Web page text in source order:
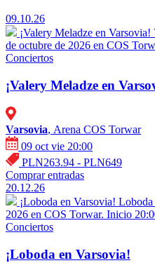
09.10.26
¡Valery Meladze en Varsovia!
de octubre de 2026 en COS
Conciertos
¡Valery Meladze en
Varsovia, Arena COS Torwar
09 oct vie 20:00
PLN263.94 - PLN649
Comprar entradas
20.12.26
¡Loboda en Varsovia! Loboda
2026 en COS Torwar. Inicio
Conciertos
¡Loboda en Varsovia!